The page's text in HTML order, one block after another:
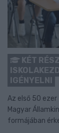
KÉT
IGÉNYELNI
Az első 50
Magyar
formájában